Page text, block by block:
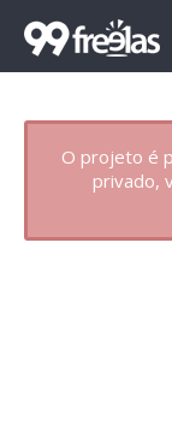
O projeto é
privado,